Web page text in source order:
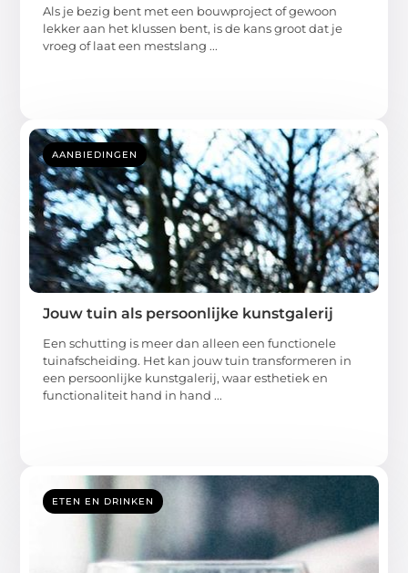
lekker aan het klussen bent, is de kans groot dat je
vroeg of laat een mestslang ...
AANBIEDINGEN
Jouw tuin als persoonlijke kunstgalerij
tuinafscheiding. Het kan jouw tuin transformeren in
een persoonlijke kunstgalerij, waar esthetiek en
functionaliteit hand in hand ...
ETEN EN DRINKEN